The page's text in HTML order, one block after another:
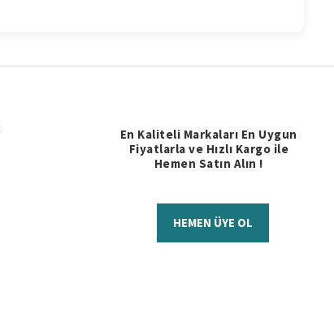
En Kaliteli Markaları En Uygun
Fiyatlarla ve Hızlı Kargo ile
Hemen Satın Alın !
HEMEN ÜYE OL